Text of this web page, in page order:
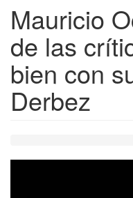
Mauricio
de las
bien con
Derbez